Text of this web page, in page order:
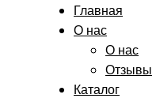
Главная
О нас
О нас
Отзывы
Каталог